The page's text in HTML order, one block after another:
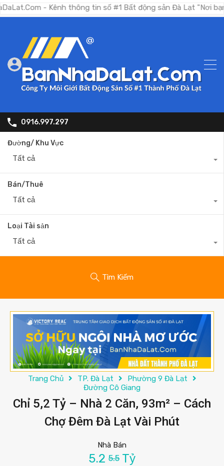
- Kênh thông tin số #1 Bất động sản Đà Lạt "Nơi bạn tìm
0916.997.297
Đường/ Khu Vực
Tất cả
Bán/Thuê
Tất cả
Loại Tài sản
Tất cả
Tìm Kiếm
Trang Chủ TP. Đà Lạt
Phường 9 Đà Lạt
Đường Cô Giang
Chỉ 5,2 Tỷ – Nhà 2 Căn, 93m² – Cách
Chợ Đêm Đà Lạt Vài Phút
Nhà Bán
5.2 5.5 Tỷ